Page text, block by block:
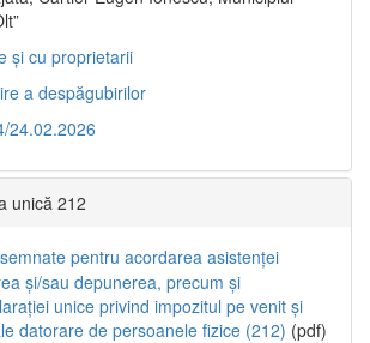
și cu proprietarii
a despăgubirilor
24.02.2026
unică 212
pentru acordarea asistenței
și/sau depunerea, precum și
unice privind impozitul pe venit și
datorare de persoanele fizice (212) (pdf)